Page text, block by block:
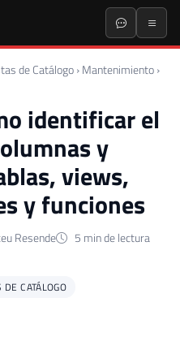
de Catálogo › Mantenimiento ›
identificar el
y
views,
y funciones
Resende
5 min de lectura
CATÁLOGO